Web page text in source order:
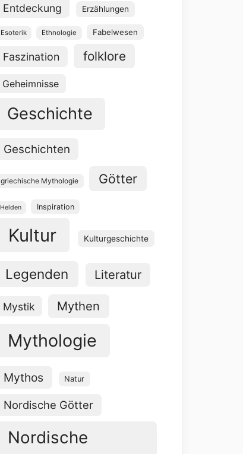
Entdeckung Erzählungen
Esoterik Ethnologie Fabelwesen
Faszination folklore
Geheimnisse
Geschichte
Geschichten
griechische Mythologie Götter
Helden Inspiration
Kultur Kulturgeschichte
Legenden Literatur
Mystik Mythen
Mythologie
Mythos Natur
Nordische Götter
Nordische